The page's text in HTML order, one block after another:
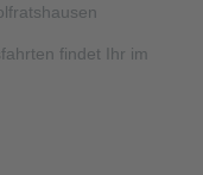
findet Ihr im